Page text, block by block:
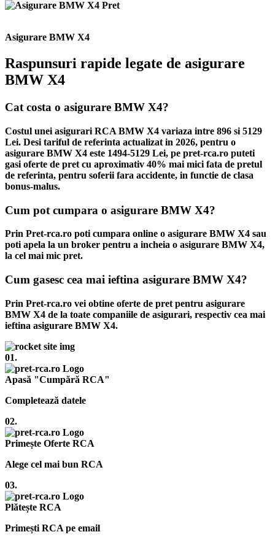
Asigurare BMW X4
Raspunsuri rapide legate de asigurare
BMW X4
Cat costa o asigurare BMW X4?
Costul unei asigurari RCA BMW X4 variaza intre 896 si 5129
Lei. Desi tariful de referinta actualizat in 2026, pentru o
asigurare BMW X4 este 1494-5129 Lei, pe pret-rca.ro puteti
gasi oferte de pret cu aproximativ 40% mai mici fata de pretul
de referinta, pentru soferii fara accidente, in functie de clasa
bonus-malus.
Cum pot cumpara o asigurare BMW X4?
Prin Pret-rca.ro poti cumpara online o asigurare BMW X4 sau
poti apela la un broker pentru a incheia o asigurare BMW X4,
la cel mai mic pret.
Cum gasesc cea mai ieftina asigurare BMW X4?
Prin Pret-rca.ro vei obtine oferte de pret pentru asigurare
BMW X4 de la toate companiile de asigurari, respectiv cea mai
ieftina asigurare BMW X4.
01.
Apasă "Cumpără RCA"
Completează datele
02.
Primește Oferte RCA
Alege cel mai bun RCA
03.
Plătește RCA
Primești RCA pe email